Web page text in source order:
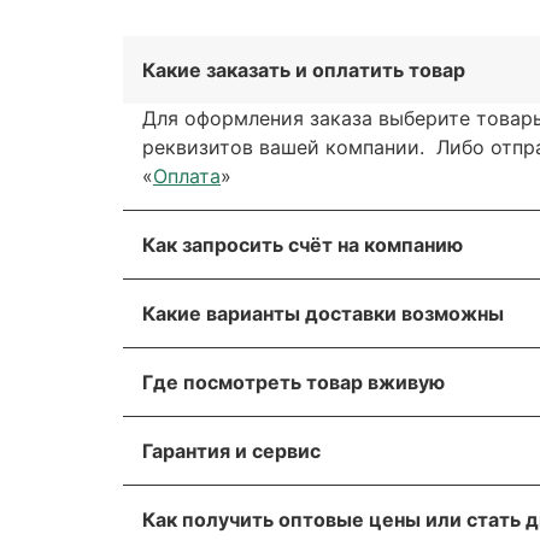
Какие заказать и оплатить товар
Для оформления заказа выберите
реквизитов вашей компании. Либо
«Оплата»
Как запросить счёт на компанию
обратной связи. Мы свяжемся с вами в
Для получения более подробной
Пожалуйста, прикрепите реквизиты
оборудование.
Какие варианты доставки возможны
через транспортную компанию.
Мы отправляем грузы транспортной
Вы можете заказать доставку
Ижевск, Иркутск, Казань, Кемерово,
Где посмотреть товар вживую
убедиться лично! Адрес склада указан в
Гарантия и сервис
Как получить оптовые цены или стать